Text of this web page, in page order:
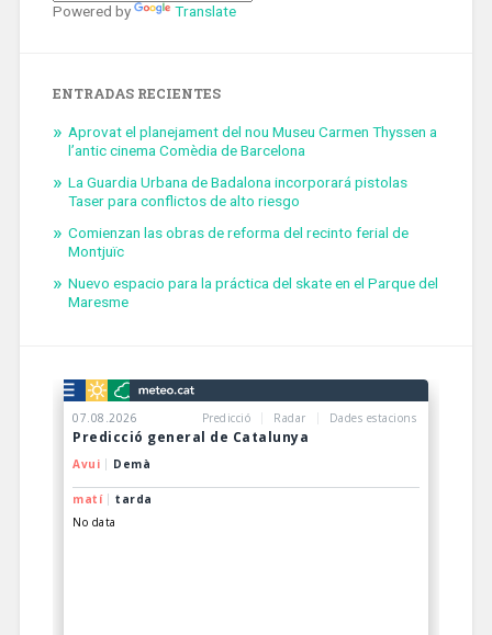
Powered by Translate
ENTRADAS RECIENTES
Aprovat el planejament del nou Museu Carmen Thyssen a
l’antic cinema Comèdia de Barcelona
La Guardia Urbana de Badalona incorporará pistolas
Taser para conflictos de alto riesgo
Comienzan las obras de reforma del recinto ferial de
Montjuïc
Nuevo espacio para la práctica del skate en el Parque del
Maresme